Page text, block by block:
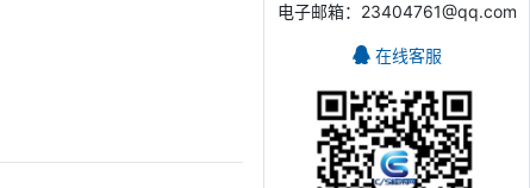
电子邮箱：23404761@qq.com
在线客服